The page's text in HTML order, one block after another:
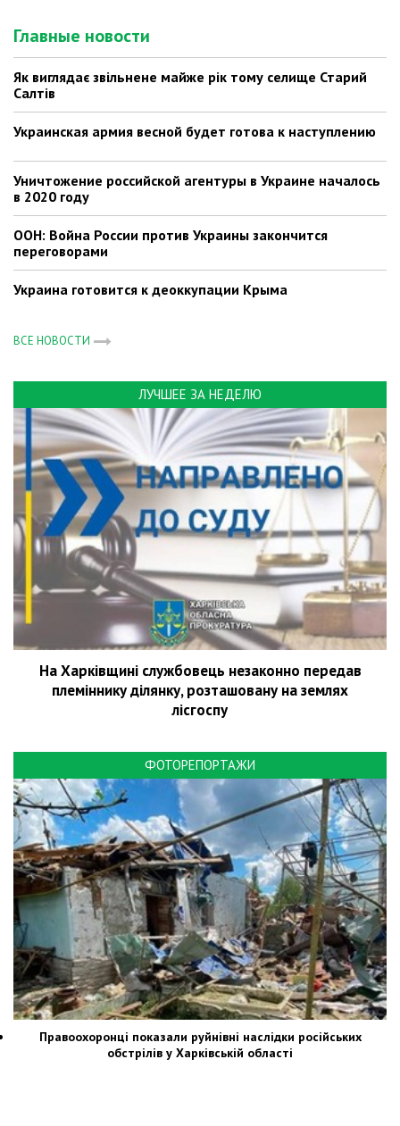
Главные новости
Як виглядає звільнене майже рік тому селище Старий
Салтів
Украинская армия весной будет готова к наступлению
Уничтожение российской агентуры в Украине началось
в 2020 году
ООН: Война России против Украины закончится
переговорами
Украина готовится к деоккупации Крыма
ВСЕ НОВОСТИ
ЛУЧШЕЕ ЗА НЕДЕЛЮ
На Харківщині службовець незаконно передав
племіннику ділянку, розташовану на землях
лісгоспу
ФОТОРЕПОРТАЖИ
Правоохоронці показали руйнівні наслідки російських
обстрілів у Харківській області